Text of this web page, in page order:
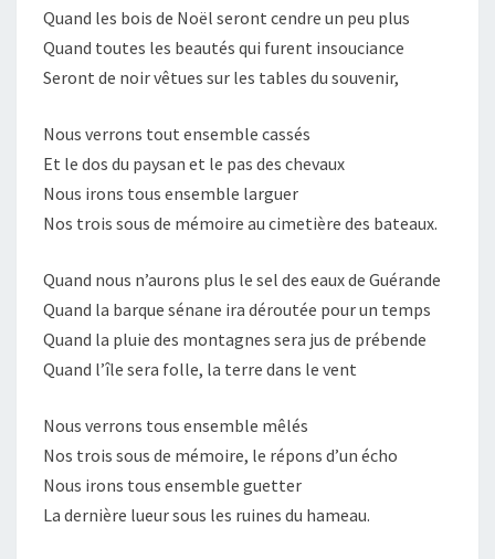
Quand les bois de Noël seront cendre un peu plus
Quand toutes les beautés qui furent insouciance
Seront de noir vêtues sur les tables du souvenir,
Nous verrons tout ensemble cassés
Et le dos du paysan et le pas des chevaux
Nous irons tous ensemble larguer
Nos trois sous de mémoire au cimetière des bateaux.
Quand nous n’aurons plus le sel des eaux de Guérande
Quand la barque sénane ira déroutée pour un temps
Quand la pluie des montagnes sera jus de prébende
Quand l’île sera folle, la terre dans le vent
Nous verrons tous ensemble mêlés
Nos trois sous de mémoire, le répons d’un écho
Nous irons tous ensemble guetter
La dernière lueur sous les ruines du hameau.